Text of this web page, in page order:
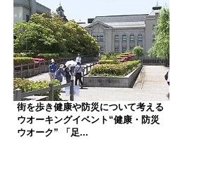
街を歩き健康や防災について考える
ウオーキングイベント“健康・防災
ウオーク” 「足...